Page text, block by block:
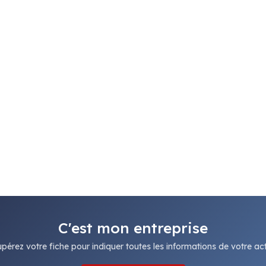
C'est mon entreprise
votre fiche pour indiquer toutes les informations de votre